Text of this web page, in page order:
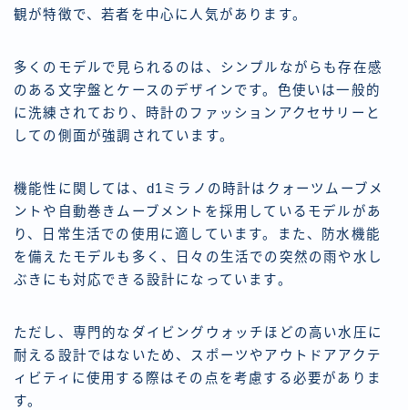
観が特徴で、若者を中心に人気があります。
多くのモデルで見られるのは、シンプルながらも存在感
のある文字盤とケースのデザインです。色使いは一般的
に洗練されており、時計のファッションアクセサリーと
しての側面が強調されています。
機能性に関しては、d1ミラノの時計はクォーツムーブメ
ントや自動巻きムーブメントを採用しているモデルがあ
り、日常生活での使用に適しています。また、防水機能
を備えたモデルも多く、日々の生活での突然の雨や水し
ぶきにも対応できる設計になっています。
ただし、専門的なダイビングウォッチほどの高い水圧に
耐える設計ではないため、スポーツやアウトドアアクテ
ィビティに使用する際はその点を考慮する必要がありま
す。